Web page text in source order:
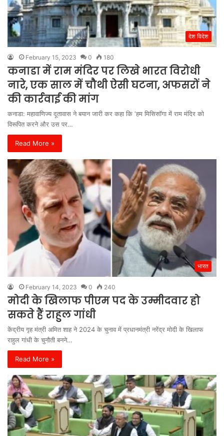
देश विदेश
February 15, 2023 0 180
कनाडा में राम मंदिर पर लिखे भारत विरोधी
नारे, एक साल में चौथी ऐसी घटना, अफसरों ने
की कार्रवाई की मांग
कनाडा: महावाणिज्य दूतावास ने बयान जारी कर कहा कि ‘हम मिसिसॉगा में राम मंदिर को
विरूपित करने और उस पर…
Read More »
भारत
February 14, 2023 0 240
मोदी के खिलाफ पीएम पद के उम्मीदवार हो
सकते हैं राहुल गांधी
केंद्रीय गृह मंत्री अमित शाह ने 2024 के चुनाव में प्रधानमंत्री नरेंद्र मोदी के खिलाफ
राहुल गांधी के चुनौती बनने…
Read More »